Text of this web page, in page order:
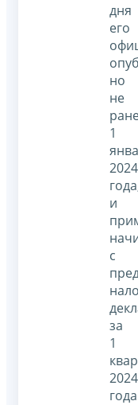
дня
его
но
не
1
2024
и
с
за
1
2024